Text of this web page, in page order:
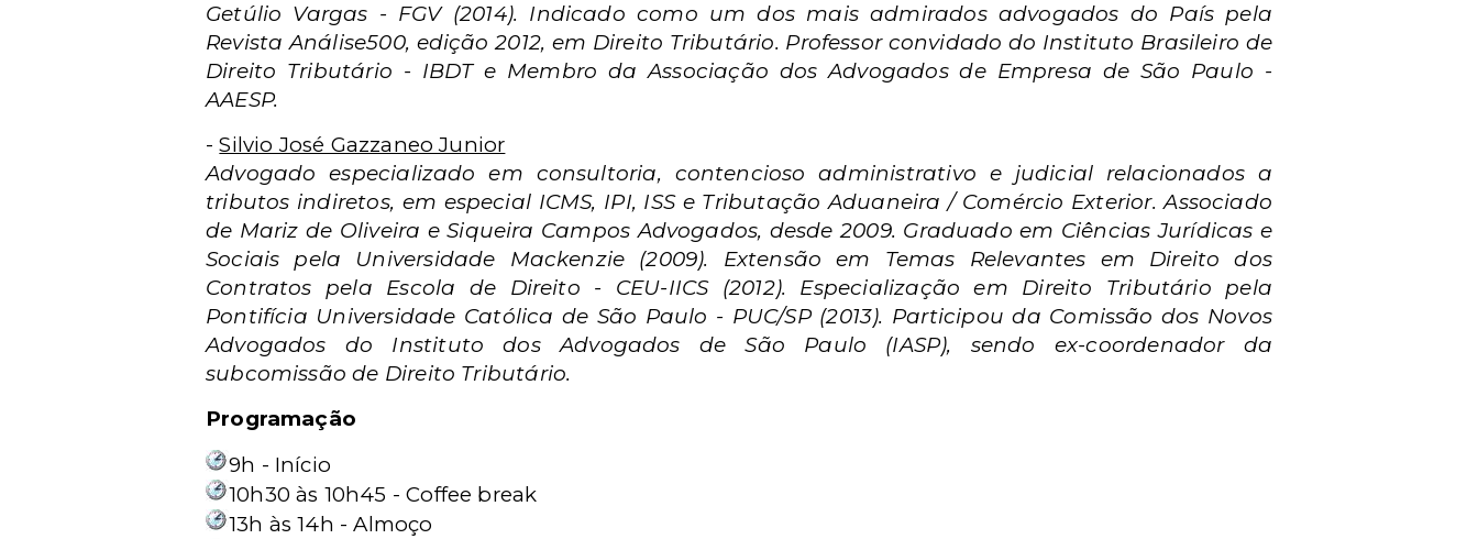
Getúlio Vargas - FGV (2014). Indicado como um dos mais admirados advogados do País pela
Revista Análise500, edição 2012, em Direito Tributário. Professor convidado do Instituto Brasileiro de
Direito Tributário - IBDT e Membro da Associação dos Advogados de Empresa de São Paulo -
AAESP.
-Silvio José Gazzaneo Junior
Advogado especializado em consultoria, contencioso administrativo e judicial relacionados a
tributos indiretos, em especial ICMS, IPI, ISS e Tributação Aduaneira / Comércio Exterior. Associado
de Mariz de Oliveira e Siqueira Campos Advogados, desde 2009. Graduado em Ciências Jurídicas e
Sociais pela Universidade Mackenzie (2009). Extensão em Temas Relevantes em Direito dos
Contratos pela Escola de Direito - CEU-IICS (2012). Especialização em Direito Tributário pela
Pontifícia Universidade Católica de São Paulo - PUC/SP (2013). Participou da Comissão dos Novos
Advogados do Instituto dos Advogados de São Paulo (IASP), sendo ex-coordenador da
subcomissão de Direito Tributário.
Programação
9h - Início
10h30 às 10h45 - Coffee break
13h às 14h - Almoço